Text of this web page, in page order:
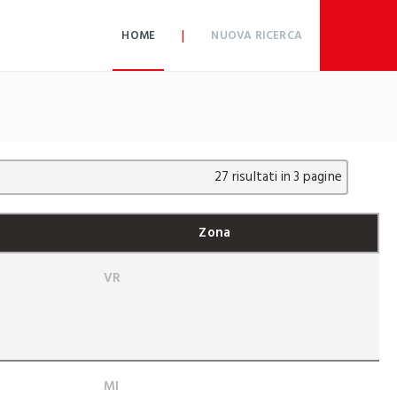
HOME | NUOVA RICERCA
27 risultati in 3 pagine
Zona
VR
MI